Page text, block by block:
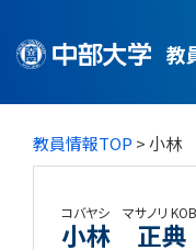
教
教員情報TOP > 小林
コバヤシ マサノリ
小林 正典